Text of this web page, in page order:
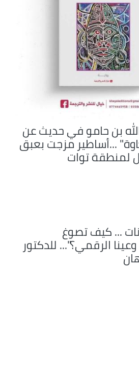
بن حامو في حديث عن
...أساطير مزجت بعبق
لمنطقة توات
... كيف تصوغ
الرقمي؟"... للدكتور